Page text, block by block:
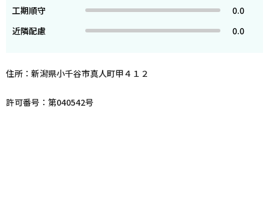
工期順守
0.0
近隣配慮
0.0
住所：新潟県小千谷市真人町甲４１２
許可番号：第040542号